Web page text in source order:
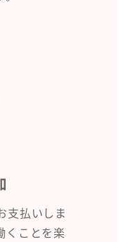
支払いしま
くことを楽